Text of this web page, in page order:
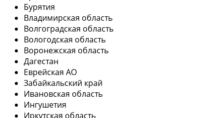
Бурятия
Владимирская область
Волгоградская область
Вологодская область
Воронежская область
Дагестан
Еврейская АО
Забайкальский край
Ивановская область
Ингушетия
Иркутская область